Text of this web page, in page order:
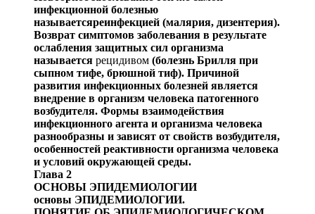
инфекционной болезнью
называетсяреинфекцией (малярия, дизентерия).
Возврат симптомов заболевания в результате
ослабления защитных сил организма
называется рецидивом (болезнь Брилля при
сыпном тифе, брюшной тиф). Причиной
развития инфекционных болезней является
внедрение в организм человека патогенного
возбудителя. Формы взаимодействия
инфекционного агента и организма человека
разнообразны и зависят от свойств возбудителя,
особенностей реактивности организма человека
и условий окружающей среды.
Глава 2
ОСНОВЫ ЭПИДЕМИОЛОГИИ
основы ЭПИДЕМИОЛОГИИ.